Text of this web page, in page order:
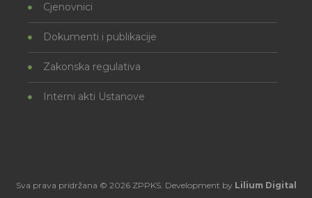
Cjenovnici
Dokumenti i publikacije
Zakonska regulativa
Interni akti Ustanove
Sva prava pridržana © 2026 ZPPKS. Development byLilium Digital